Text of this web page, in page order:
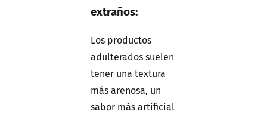
extraños:
Los productos
adulterados suelen
tener una textura
más arenosa, un
sabor más artificial